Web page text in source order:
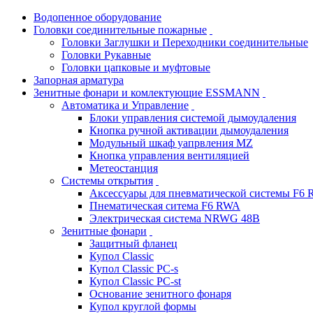
Водопенное оборудование
Головки соединительные пожарные
Головки Заглушки и Переходники соединительные
Головки Рукавные
Головки цапковые и муфтовые
Запорная арматура
Зенитные фонари и комлектующие ESSMANN
Автоматика и Управление
Блоки управления системой дымоудаления
Кнопка ручной активации дымоудаления
Модульный шкаф уапрвления MZ
Кнопка управления вентиляцией
Метеостанция
Системы открытия
Аксессуары для пневматической системы F6
Пнематическая ситема F6 RWA
Электрическая система NRWG 48В
Зенитные фонари
Защитный фланец
Купол Classic
Купол Classic PC-s
Купол Classic PC-st
Основание зенитного фонаря
Купол круглой формы